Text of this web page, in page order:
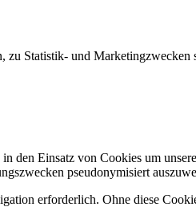
Statistik- und
den Einsatz von Cookies um
pseudonymisiert
erforderlich. Ohne diese